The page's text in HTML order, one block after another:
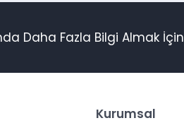
Daha Fazla Bilgi Almak İçin
Kurumsal